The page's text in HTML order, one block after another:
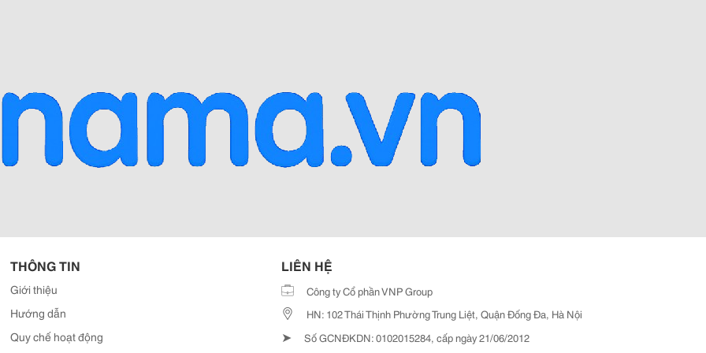
THÔNG TIN
Giới thiệu
Hướng dẫn
Quy chế hoạt động
LIÊN HỆ
Công ty Cổ phần VNP Group
HN: 102 Thái Thịnh Phường Trung Liệt, Quận Đống Đa, Hà Nội
➤ Số GCNĐKDN: 0102015284, cấp ngày 21/06/2012